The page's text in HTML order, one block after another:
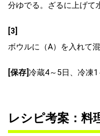
分ゆでる。ざるに上げて
[3]
ボウルに（A）を入れて
[保存] 冷蔵4～5日、冷凍1
レシピ考案：